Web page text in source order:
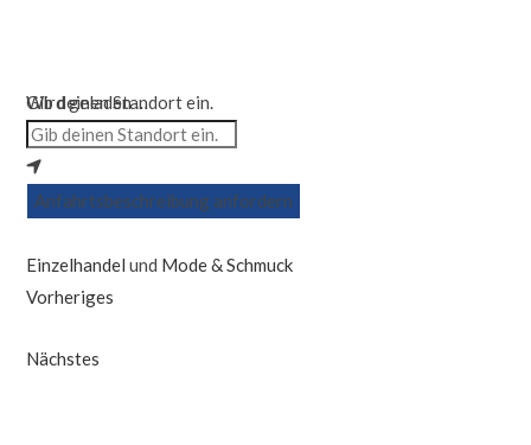
Wird geladen …
Gib deinen Standort ein.
Anfahrtsbeschreibung anfordern
Einzelhandel und Mode & Schmuck
Vorheriges
Nächstes